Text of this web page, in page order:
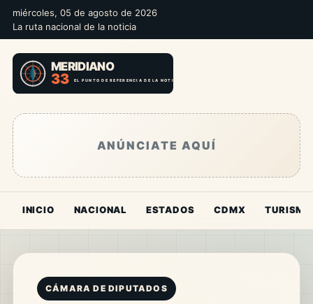
miércoles, 05 de agosto de 2026
La ruta nacional de la noticia
ANÚNCIATE AQUÍ
INICIO NACIONAL ESTADOS CDMX TURISMO
CÁMARA DE DIPUTADOS